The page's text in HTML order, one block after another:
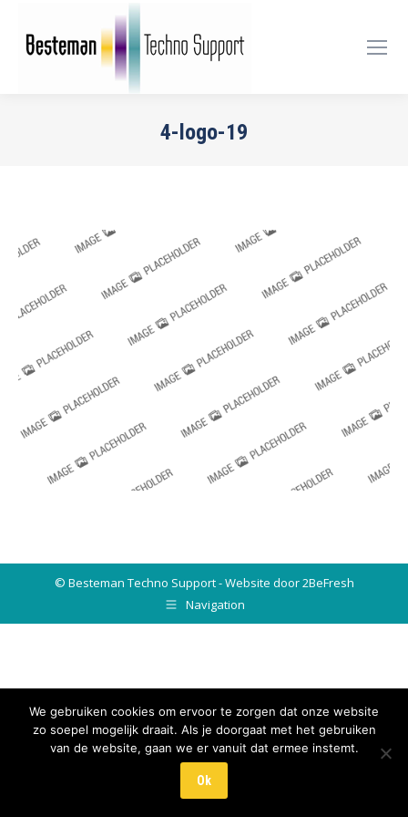
4-logo-19
© Besteman Techno Support - Website door 2BeFresh
Navigation
We gebruiken cookies om ervoor te zorgen dat onze website
zo soepel mogelijk draait. Als je doorgaat met het gebruiken
van de website, gaan we er vanuit dat ermee instemt.
Ok